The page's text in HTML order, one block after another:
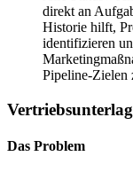
direkt an
Historie hilft,
identifizieren
Pipeline-Zielen
Das Problem